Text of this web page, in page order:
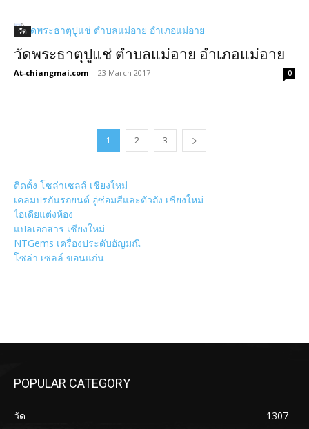
วัด
วัดพระธาตุปูแช่ ตำบลแม่อาย อำเภอแม่อาย
At-chiangmai.com - 23 March 2017 0
1 2 3
ติดตั้ง โซล่าเซลล์ เชียงใหม่
เคลมปรกันรถยนต์ อู่ซ่อมสีและตัวถัง เชียงใหม่
ไอเดียแต่งห้อง
แปลเอกสาร เชียงใหม่
NTGems เครื่องประดับอัญมณี
โซล่า เซลล์ ขอนแก่น
POPULAR CATEGORY
วัด
1307